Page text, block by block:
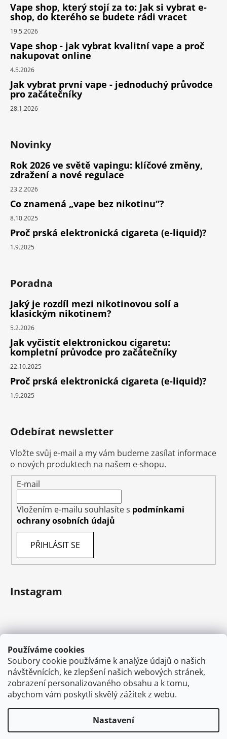
Používáme cookies
Soubory cookie používáme k analýze údajů o našich
návštěvnících, ke zlepšení našich webových stránek,
zobrazení personalizovaného obsahu a k tomu,
abychom vám poskytli skvělý zážitek z webu.
Nastavení
Vape shop, který stojí za to: Jak si vybrat e-
shop, do kterého se budete rádi vracet
19.5.2026
Vape shop - jak vybrat kvalitní vape a proč
nakupovat online
4.5.2026
Jak vybrat první vape - jednoduchý průvodce
pro začátečníky
28.1.2026
Novinky
Rok 2026 ve světě vapingu: klíčové změny,
zdražení a nové regulace
23.2.2026
Co znamená „vape bez nikotinu“?
8.10.2025
Proč prská elektronická cigareta (e-liquid)?
1.9.2025
Poradna
Jaký je rozdíl mezi nikotinovou solí a
klasickým nikotinem?
5.2.2026
Jak vyčistit elektronickou cigaretu:
kompletní průvodce pro začátečníky
22.10.2025
Proč prská elektronická cigareta (e-liquid)?
1.9.2025
Odebírat newsletter
Vložte svůj e-mail a my vám budeme zasílat informace
o nových produktech na našem e-shopu.
E-mail
Vložením e-mailu souhlasíte s podmínkami
ochrany osobních údajů
PŘIHLÁSIT SE
Instagram
Sledovat na Instagramu